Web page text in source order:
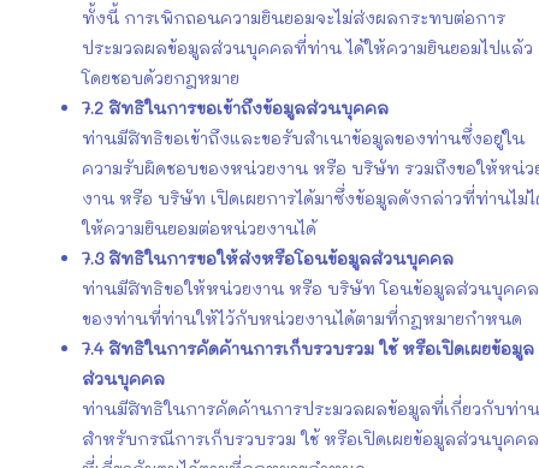
ทั้งนี้ การเพิกถอนความยินยอมจะไม่ส่งผลกระทบต่อการ
ประมวลผลข้อมูลส่วนบุคคลที่ท่าน ได้ให้ความยินยอมไปแล้ว
โดยชอบด้วยกฎหมาย
7.2 สิทธิในการขอเข้าถึงข้อมูลส่วนบุคคล
ท่านมีสิทธิขอเข้าถึงและขอรับสำเนาข้อมูลของท่านซึ่งอยู่ใน
ความรับผิดชอบของหน่วยงาน หรือ บริษัท รวมถึงขอให้หน่ว
งาน หรือ บริษัท เปิดเผยการได้มาซึ่งข้อมูลดังกล่าวที่ท่านไม่
ให้ความยินยอมต่อหน่วยงานได้
7.3 สิทธิในการขอให้ส่งหรือโอนข้อมูลส่วนบุคคล
ท่านมีสิทธิขอให้หน่วยงาน หรือ บริษัท โอนข้อมูลส่วนบุคคล
ของท่านที่ท่านให้ไว้กับหน่วยงานได้ตามที่กฎหมายกำหนด
7.4 สิทธิในการคัดค้านการเก็บรวบรวม ใช้ หรือเปิดเผยข้อมูล
ส่วนบุคคล
ท่านมีสิทธิในการคัดค้านการประมวลผลข้อมูลที่เกี่ยวกับท่าน
สำหรับกรณีการเก็บรวบรวม ใช้ หรือเปิดเผยข้อมูลส่วนบุคคล